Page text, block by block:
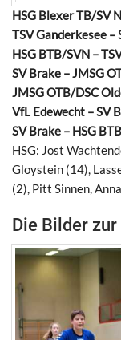
Zurück
HSG Blexer TB/SV
TSV Ganderkesee –
HSG BTB/SVN –
SV Brake – JMSG
JMSG OTB/DSC
VfL Edewecht – SV
SV Brake – HSG
HSG: Jost
Gloystein (14),
(2), Pitt Sinnen,
Die Bilder